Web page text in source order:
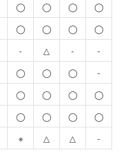
◯ ◯ ◯
◯
◯ ◯ ◯
◯
- △ - -
◯ ◯ ◯
-
◯ ◯ ◯
◯
◯ ◯ ◯
◯
※ △ △ -